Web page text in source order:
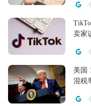
卖家
美国
混税